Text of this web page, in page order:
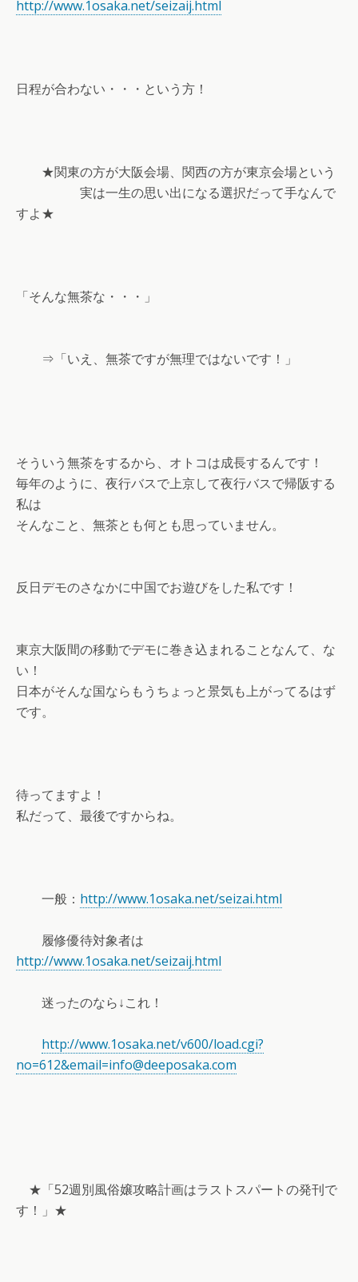
http://www.1osaka.net/seizaij.html
日程が合わない・・・という方！
★関東の方が大阪会場、関西の方が東京会場という
実は一生の思い出になる選択だって手なんで
すよ★
「そんな無茶な・・・」
⇒「いえ、無茶ですが無理ではないです！」
そういう無茶をするから、オトコは成長するんです！
毎年のように、夜行バスで上京して夜行バスで帰阪する
私は
そんなこと、無茶とも何とも思っていません。
反日デモのさなかに中国でお遊びをした私です！
東京大阪間の移動でデモに巻き込まれることなんて、な
い！
日本がそんな国ならもうちょっと景気も上がってるはず
です。
待ってますよ！
私だって、最後ですからね。
一般： http://www.1osaka.net/seizai.html
履修優待対象者は
http://www.1osaka.net/seizaij.html
迷ったのなら↓これ！
http://www.1osaka.net/v600/load.cgi?
no=612&email=info@deeposaka.com
★「52週別風俗嬢攻略計画はラストスパートの発刊で
す！」★